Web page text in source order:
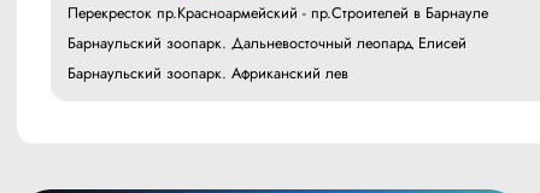
Перекресток пр.Красноармейский - пр.Строителей в Барнауле
Барнаульский зоопарк. Дальневосточный леопард Елисей
Барнаульский зоопарк. Африканский лев